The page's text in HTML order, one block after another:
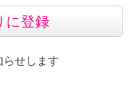
に登録
らせします